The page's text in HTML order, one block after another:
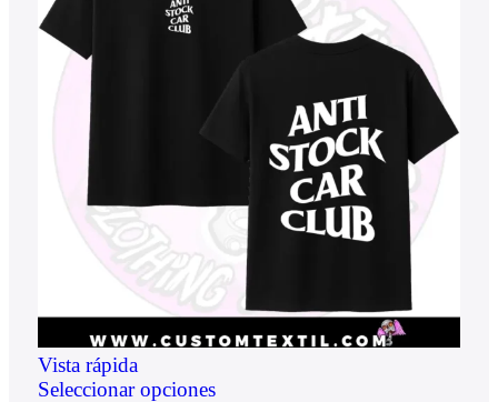
Vista rápida
Seleccionar opciones